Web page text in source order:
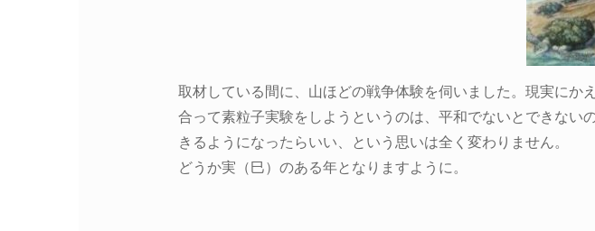
取材している間に、山ほどの戦争体験を伺いました。現実に
合って素粒子実験をしようというのは、平和でないとできな
きるようになったらいい、という思いは全く変わりません。
どうか実（巳）のある年となりますように。